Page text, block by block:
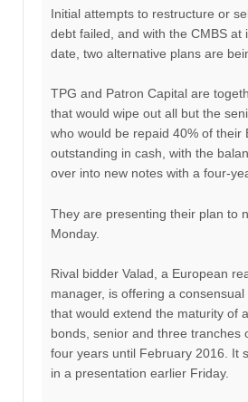
Initial attempts to restructure or
debt failed, and with the CMBS at
date, two alternative plans are
TPG and Patron Capital are
that would wipe out all but the
who would be repaid 40% of their
outstanding in cash, with the
over into new notes with a four-
They are presenting their plan to
Monday.
Rival bidder Valad, a European
manager, is offering a
that would extend the maturity of
bonds, senior and three tranches
four years until February 2016. It
in a presentation earlier Friday.